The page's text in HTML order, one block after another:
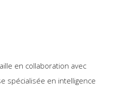
en collaboration avec
spécialisée en intelligence